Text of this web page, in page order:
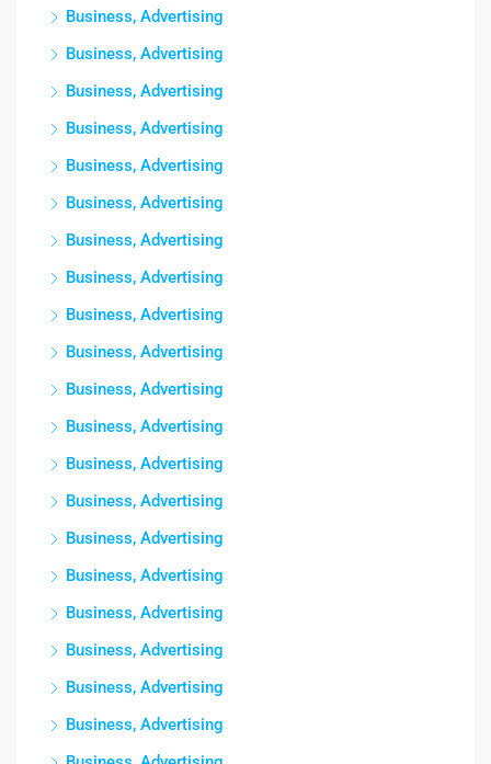
Business, Advertising
Business, Advertising
Business, Advertising
Business, Advertising
Business, Advertising
Business, Advertising
Business, Advertising
Business, Advertising
Business, Advertising
Business, Advertising
Business, Advertising
Business, Advertising
Business, Advertising
Business, Advertising
Business, Advertising
Business, Advertising
Business, Advertising
Business, Advertising
Business, Advertising
Business, Advertising